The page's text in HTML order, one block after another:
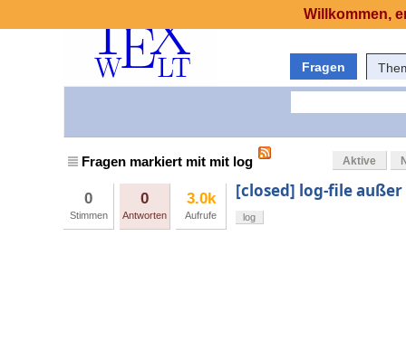
Fragen
Fragen markiert mit mit log Aktive
0
Stimmen
0
Antworten
3.0k
Aufrufe
[closed] log-file
log
Willkommen,